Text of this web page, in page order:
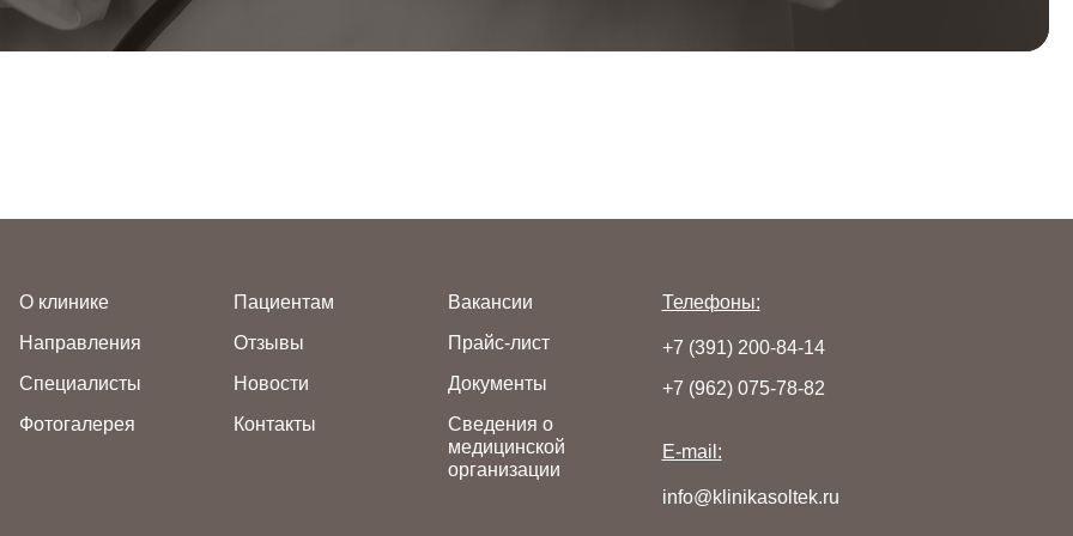
О клинике
Направления
Специалисты
Фотогалерея
Пациентам
Отзывы
Новости
Контакты
Вакансии
Прайс-лист
Документы
Сведения о
медицинской
организации
Телефоны:
+7 (391) 200-84-14
+7 (962) 075-78-82
E-mail:
info@klinikasoltek.ru